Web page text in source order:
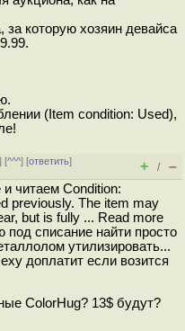
за которую хозяин девайса
(Item condition: Used),
] [^^^] [ответить]
+ / –
читаем Condition:
previously. The item may
but is fully ... Read more
списание найти просто
утилизировать...
доплатит если возится
ColorHug? 13$ будут?